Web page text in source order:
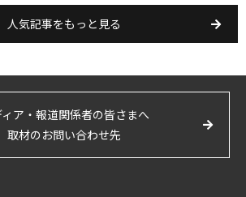
人気記事をもっと見る
ア・報道関係者の皆さまへ
取材のお問い合わせ先